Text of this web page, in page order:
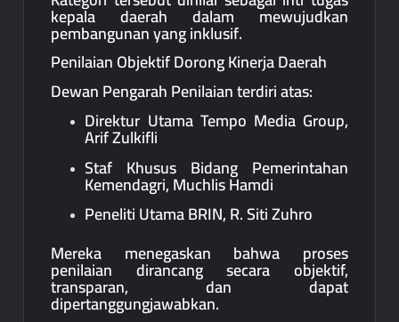
kepala daerah dalam mewujudkan
pembangunan yang inklusif.
Penilaian Objektif Dorong Kinerja Daerah
Dewan Pengarah Penilaian terdiri atas:
Direktur Utama Tempo Media Group,
Arif Zulkifli
Staf Khusus Bidang Pemerintahan
Kemendagri, Muchlis Hamdi
Peneliti Utama BRIN, R. Siti Zuhro
Mereka menegaskan bahwa proses
penilaian dirancang secara objektif,
transparan, dan dapat
dipertanggungjawabkan.